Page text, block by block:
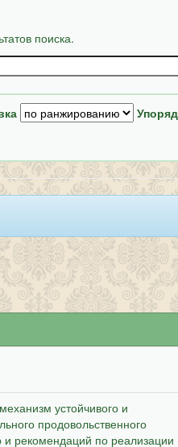
поиска.
устойчивого и
продовольственного
рекомендаций по реализации